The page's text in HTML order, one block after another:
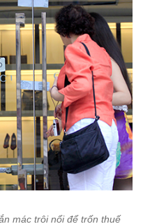
mác trôi nổi để trốn thuế